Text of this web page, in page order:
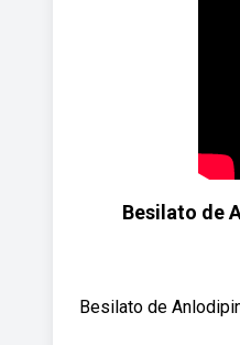
Besilato de
Besilato de